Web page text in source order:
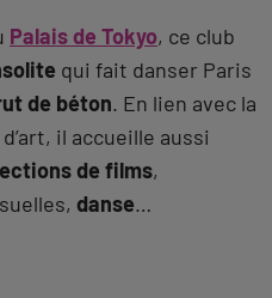
Palais de Tokyo, ce club
qui fait danser Paris
de béton. En lien avec la
il accueille aussi
de films,
danse…